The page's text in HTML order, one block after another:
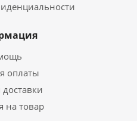
оплаты
на товар